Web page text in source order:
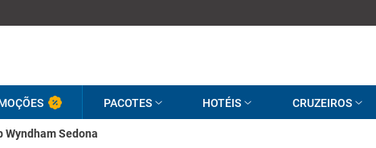
PACOTES HOTÉIS CRUZEIROS
Wyndham Sedona